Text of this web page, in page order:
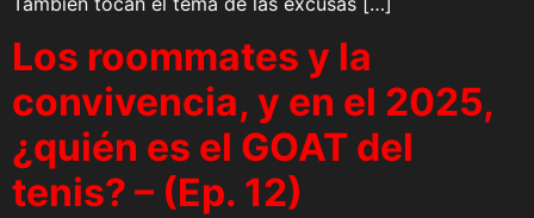
Los roommates y la
convivencia, y en el 2025,
¿quién es el GOAT del
tenis? – (Ep. 12)